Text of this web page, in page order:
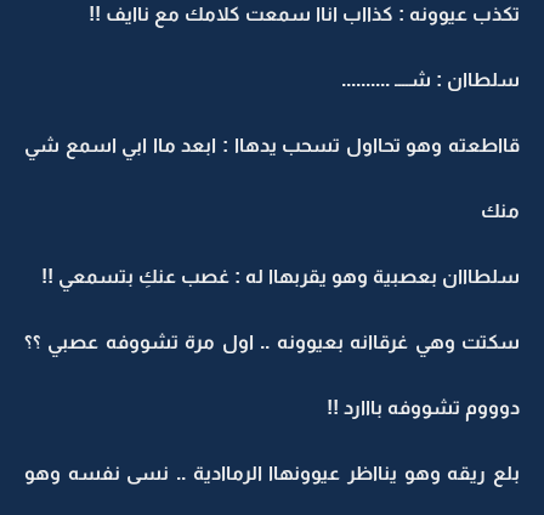
تكذب عيوونه : كذااب اناا سمعت كلامك مع ناايف !!
سلطاان : شــــ ..........
قااطعته وهو تحااول تسحب يدهاا : ابعد ماا ابي اسمع شي
منك
سلطااان بعصبية وهو يقربهاا له : غصب عنكِ بتسمعي !!
سكتت وهي غرقاانه بعيوونه .. اول مرة تشووفه عصبي ؟؟
دوووم تشووفه بااارد !!
بلع ريقه وهو ينااظر عيوونهاا الرماادية .. نسى نفسه وهو